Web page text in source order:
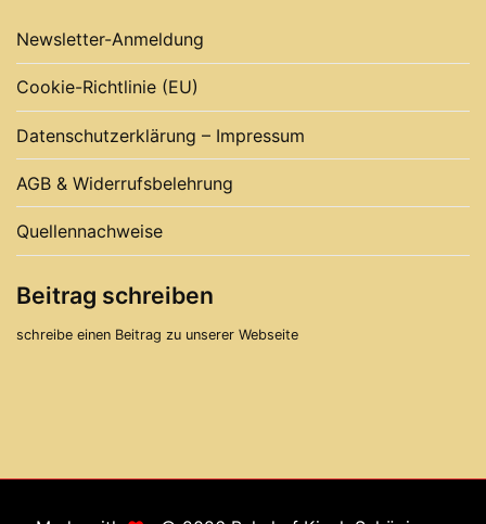
Newsletter-Anmeldung
Cookie-Richtlinie (EU)
Datenschutzerklärung – Impressum
AGB & Widerrufsbelehrung
Quellennachweise
Beitrag schreiben
schreibe einen Beitrag zu unserer Webseite